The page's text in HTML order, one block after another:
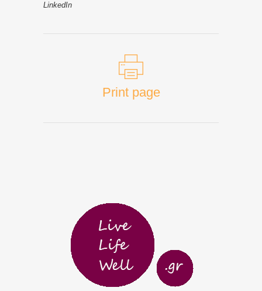
LinkedIn
Print page